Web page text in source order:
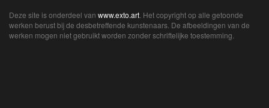
Deze site is onderdeel van www.exto.art . Het copyright op alle getoonde
werken berust bij de desbetreffende kunstenaars. De afbeeldingen van de
werken mogen niet gebruikt worden zonder schriftelijke toestemming.